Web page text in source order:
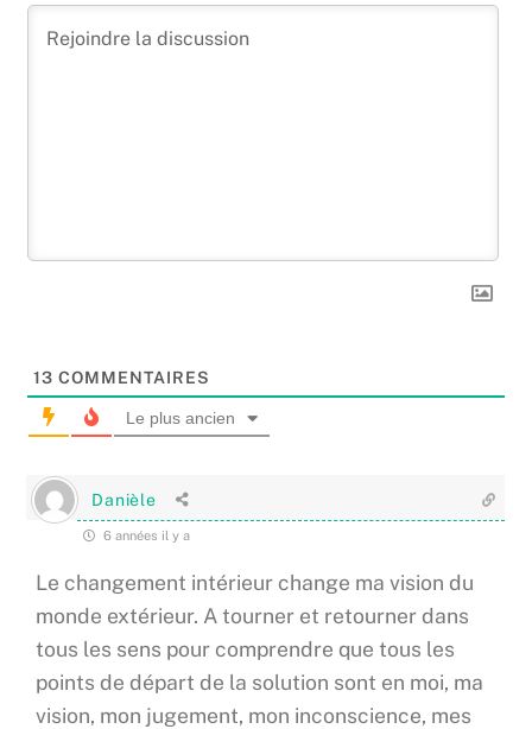
13 COMMENTAIRES
Le plus ancien
Danièle
6 années il y a
Le changement intérieur change ma vision du
monde extérieur. A tourner et retourner dans
tous les sens pour comprendre que tous les
points de départ de la solution sont en moi, ma
vision, mon jugement, mon inconscience, mes